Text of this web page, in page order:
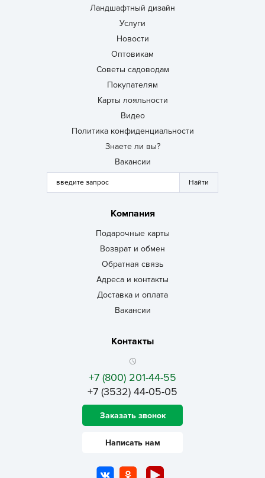
Ландшафтный дизайн
Услуги
Новости
Оптовикам
Советы садоводам
Покупателям
Карты лояльности
Видео
Политика конфиденциальности
Знаете ли вы?
Вакансии
Компания
Подарочные карты
Возврат и обмен
Обратная связь
Адреса и контакты
Доставка и оплата
Вакансии
Контакты
+7 (800) 201-44-55
+7 (3532) 44-05-05
Заказать звонок
Написать нам